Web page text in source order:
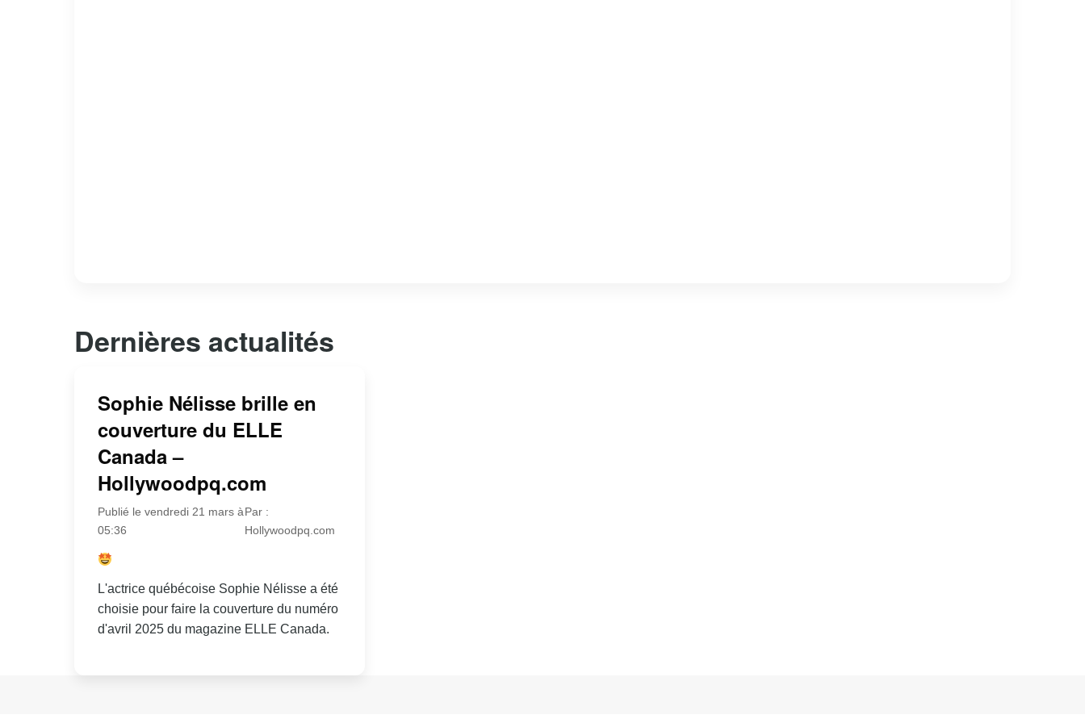
Dernières actualités
Sophie Nélisse brille en
couverture du ELLE
Canada –
Hollywoodpq.com
Publié le vendredi 21 mars à
05:36
Par :
Hollywoodpq.com
L'actrice québécoise Sophie Nélisse a été
choisie pour faire la couverture du numéro
d'avril 2025 du magazine ELLE Canada.